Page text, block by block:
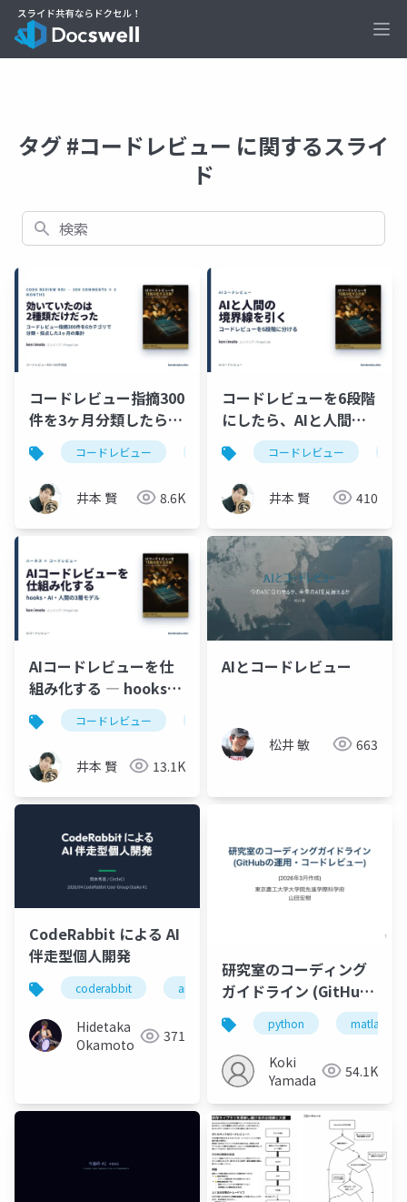
タグ #コードレビュー に関するスライ
ド
検索
コードレビュー指摘300
件を3ヶ月分類したら効
いていたのは2種類だけ
だった ─ Bug/Spec死
守・残り4種類はPRか
ら外す
コードレビュー ハーネスエンジニアリング aiコ
井本 賢 8.6K
コードレビューを6段階
にしたら、AIと人間の
分業が見えた
コードレビュー
井本 賢 410
AIコードレビューを仕
組み化する ― hooks・
AI・人間の3層モデル
コードレビュー
井本 賢 13.1K
AIとコードレビュー
松井 敏 663
CodeRabbit による AI
伴走型個人開発
coderabbit aiコーディング
Hidetaka
Okamoto
371
研究室のコーディング
ガイドライン (GitHub
の運用・コードレビュ
ー)
python matlab
Koki
Yamada
54.1K